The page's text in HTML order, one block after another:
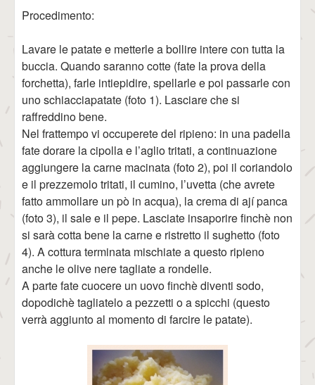
Procedimento:
Lavare le patate e metterle a bollire intere con tutta la
buccia. Quando saranno cotte (fate la prova della
forchetta), farle intiepidire, spellarle e poi passarle con
uno schiacciapatate (foto 1). Lasciare che si
raffreddino bene.
Nel frattempo vi occuperete del ripieno: in una padella
fate dorare la cipolla e l’aglio tritati, a continuazione
aggiungere la carne macinata (foto 2), poi il coriandolo
e il prezzemolo tritati, il cumino, l’uvetta (che avrete
fatto ammollare un pò in acqua), la crema di ají panca
(foto 3), il sale e il pepe. Lasciate insaporire finchè non
si sarà cotta bene la carne e ristretto il sughetto (foto
4). A cottura terminata mischiate a questo ripieno
anche le olive nere tagliate a rondelle.
A parte fate cuocere un uovo finchè diventi sodo,
dopodichè tagliatelo a pezzetti o a spicchi (questo
verrà aggiunto al momento di farcire le patate).